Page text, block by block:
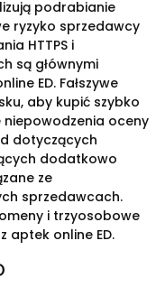
podrabianie
ryzyko sprzedawcy
HTTPS i
są głównymi
ED. Fałszywe
aby kupić szybko
niepowodzenia oceny
dotyczących
dodatkowo
ze
sprzedawcach.
i trzyosobowe
aptek online ED.